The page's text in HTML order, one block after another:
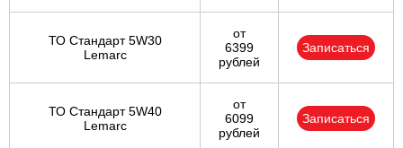
ТО Стандарт 5W30
Lemarc
от
6399
рублей
Записаться
ТО Стандарт 5W40
Lemarc
от
6099
рублей
Записаться